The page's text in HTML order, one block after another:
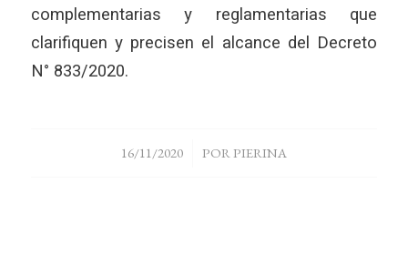
complementarias y reglamentarias que
clarifiquen y precisen el alcance del Decreto
N° 833/2020.
16/11/2020
/ PORPIERINA